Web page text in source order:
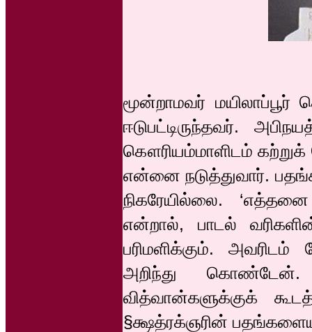
மூன்றாமவர்
ஈடுபட்டிருந்தவர்.
கௌரியம்மாளிடம்
என்னை நடுத்துவார்.
நிகரேயில்லை.
என்றால், பாடல்
பரிமளிக்கும். அவரிடம்
அறிந்து
வித்வான்களுக்குக்
§க்ஷத்ரக்ஞரின்